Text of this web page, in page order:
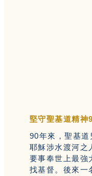
堅守聖基道精神
90年來，聖基
耶穌涉水渡河之
要事奉世上最強
找基督。後來一